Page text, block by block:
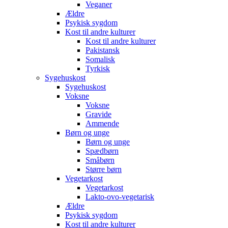
Veganer
Ældre
Psykisk sygdom
Kost til andre kulturer
Kost til andre kulturer
Pakistansk
Somalisk
Tyrkisk
Sygehuskost
Sygehuskost
Voksne
Voksne
Gravide
Ammende
Børn og unge
Børn og unge
Spædbørn
Småbørn
Større børn
Vegetarkost
Vegetarkost
Lakto-ovo-vegetarisk
Ældre
Psykisk sygdom
Kost til andre kulturer